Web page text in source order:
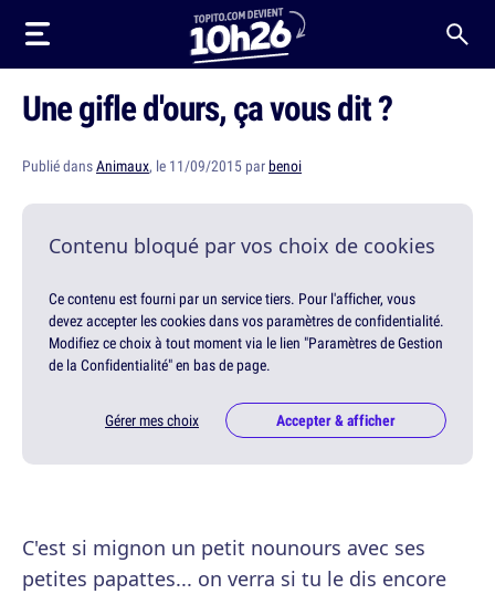
Une gifle d'ours, ça vous dit ?
Publié dansAnimaux, le 11/09/2015 parbenoi
Contenu bloqué par vos choix de cookies
Ce contenu est fourni par un service tiers. Pour l'afficher, vous
devez accepter les cookies dans vos paramètres de confidentialité.
Modifiez ce choix à tout moment via le lien "Paramètres de Gestion
de la Confidentialité" en bas de page.
Gérer mes choix Accepter & afficher
C'est si mignon un petit nounours avec ses
petites papattes... on verra si tu le dis encore